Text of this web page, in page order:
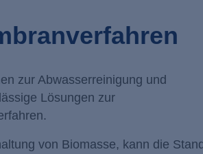
Transportwesen /
zur Abwasserreinigung und
Lösungen zur
von Biomasse, kann die